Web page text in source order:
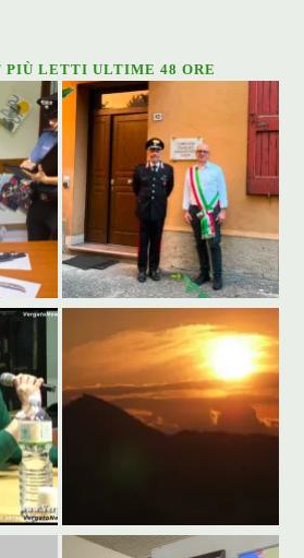
PIÙ LETTI ULTIME 48 ORE